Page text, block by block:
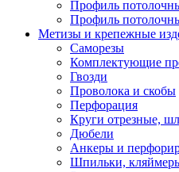
Профиль
Профиль
Метизы и крепежные
Саморезы
Комплектующие
Гвозди
Проволока и скобы
Перфорация
Круги отрезные,
Дюбели
Анкеры и
Шпильки,